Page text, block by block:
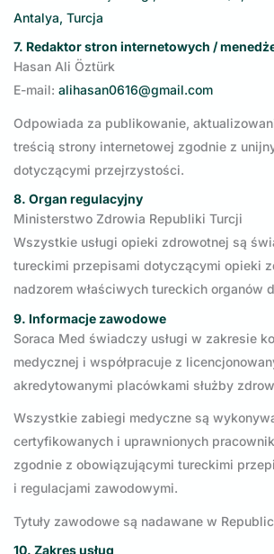
Antalya, Turcja
7. Redaktor stron internetowych /
Hasan Ali Öztürk
E-mail: alihasan0616@gmail.com
Odpowiada za publikowanie,
treścią strony internetowej zgodnie z
dotyczącymi przejrzystości.
8. Organ regulacyjny
Ministerstwo Zdrowia Republiki Turcji
Wszystkie usługi opieki zdrowotnej są
tureckimi przepisami dotyczącymi opieki
nadzorem właściwych tureckich organów
9. Informacje zawodowe
Soraca Med świadczy usługi w zakresie
medycznej i współpracuje z
akredytowanymi placówkami służby
Wszystkie zabiegi medyczne są
certyfikowanych i uprawnionych
zgodnie z obowiązującymi tureckimi
i regulacjami zawodowymi.
Tytuły zawodowe są nadawane w
10. Zakres usług